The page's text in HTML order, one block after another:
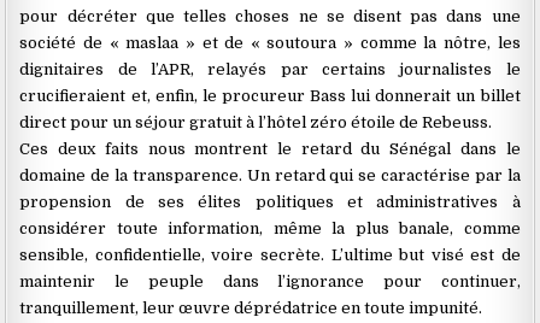
pour décréter que telles choses ne se disent pas dans une
société de « maslaa » et de « soutoura » comme la nôtre, les
dignitaires de l’APR, relayés par certains journalistes le
crucifieraient et, enfin, le procureur Bass lui donnerait un billet
direct pour un séjour gratuit à l’hôtel zéro étoile de Rebeuss.
Ces deux faits nous montrent le retard du Sénégal dans le
domaine de la transparence. Un retard qui se caractérise par la
propension de ses élites politiques et administratives à
considérer toute information, même la plus banale, comme
sensible, confidentielle, voire secrète. L’ultime but visé est de
maintenir le peuple dans l’ignorance pour continuer,
tranquillement, leur œuvre déprédatrice en toute impunité.